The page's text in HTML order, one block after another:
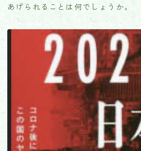
あげられることは何でしょうか。